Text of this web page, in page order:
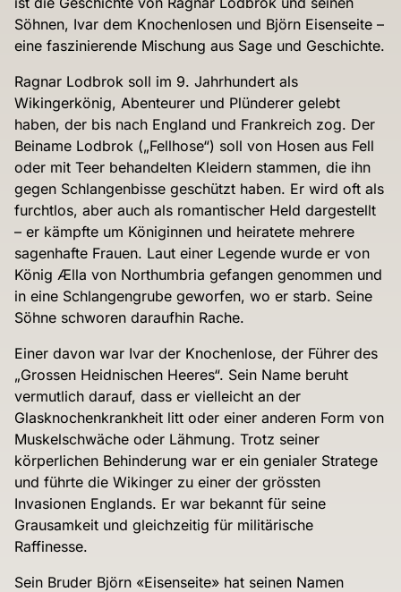
Söhnen, Ivar dem Knochenlosen und Björn Eisenseite –
eine faszinierende Mischung aus Sage und Geschichte.
Ragnar Lodbrok soll im 9. Jahrhundert als
Wikingerkönig, Abenteurer und Plünderer gelebt
haben, der bis nach England und Frankreich zog. Der
Beiname Lodbrok („Fellhose“) soll von Hosen aus Fell
oder mit Teer behandelten Kleidern stammen, die ihn
gegen Schlangenbisse geschützt haben. Er wird oft als
furchtlos, aber auch als romantischer Held dargestellt
– er kämpfte um Königinnen und heiratete mehrere
sagenhafte Frauen. Laut einer Legende wurde er von
König Ælla von Northumbria gefangen genommen und
in eine Schlangengrube geworfen, wo er starb. Seine
Söhne schworen daraufhin Rache.
Einer davon war Ivar der Knochenlose, der Führer des
„Grossen Heidnischen Heeres“. Sein Name beruht
vermutlich darauf, dass er vielleicht an der
Glasknochenkrankheit litt oder einer anderen Form von
Muskelschwäche oder Lähmung. Trotz seiner
körperlichen Behinderung war er ein genialer Stratege
und führte die Wikinger zu einer der grössten
Invasionen Englands. Er war bekannt für seine
Grausamkeit und gleichzeitig für militärische
Raffinesse.
Sein Bruder Björn «Eisenseite» hat seinen Namen